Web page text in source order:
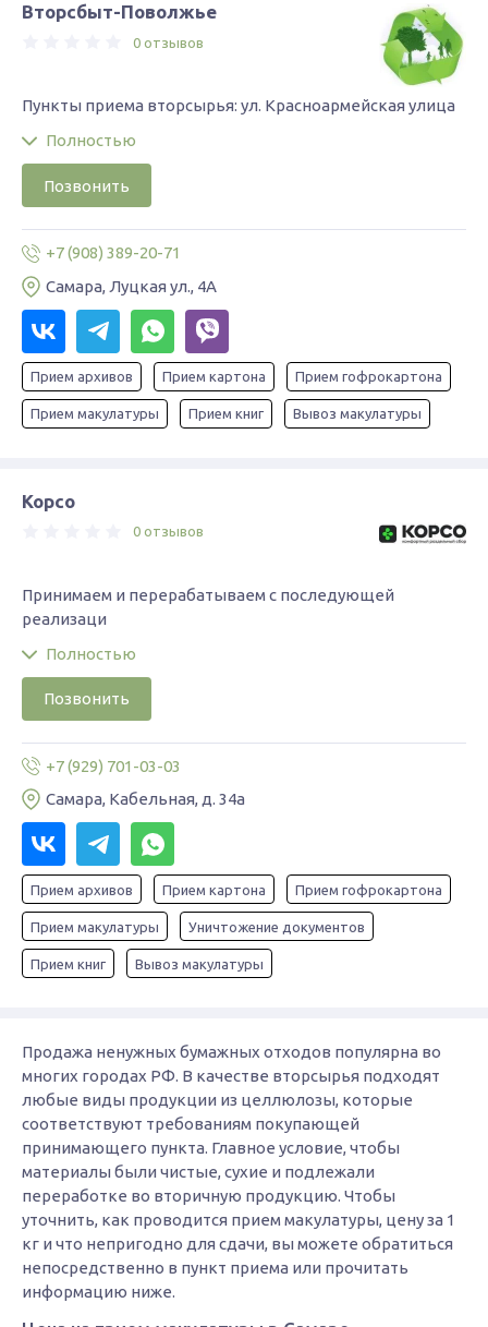
Вторсбыт-Поволжье
0 отзывов
Пункты приема вторсырья: ул. Красноармейская улица
Полностью
Позвонить
+7 (908) 389-20-71
Самара, Луцкая ул., 4А
Прием архивов Прием картона Прием гофрокартона
Прием макулатуры Прием книг Вывоз макулатуры
Корсо
0 отзывов
Принимаем и перерабатываем с последующей
реализаци
Полностью
Позвонить
+7 (929) 701-03-03
Самара, Кабельная, д. 34а
Прием архивов Прием картона Прием гофрокартона
Прием макулатуры Уничтожение документов
Прием книг Вывоз макулатуры
Продажа ненужных бумажных отходов популярна во
многих городах РФ. В качестве вторсырья подходят
любые виды продукции из целлюлозы, которые
соответствуют требованиям покупающей
принимающего пункта. Главное условие, чтобы
материалы были чистые, сухие и подлежали
переработке во вторичную продукцию. Чтобы
уточнить, как проводится прием макулатуры, цену за 1
кг и что непригодно для сдачи, вы можете обратиться
непосредственно в пункт приема или прочитать
информацию ниже.